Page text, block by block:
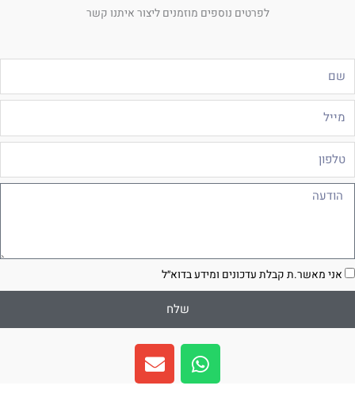
לפרטים נוספים מוזמנים ליצור איתנו קשר
אני מאשר.ת קבלת עדכונים ומידע בדוא״ל
שלח
W
h
E
n